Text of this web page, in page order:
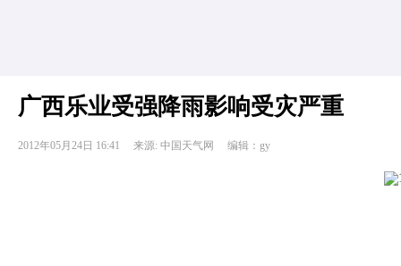
广西乐业受强降雨影响受灾严重
2012年05月24日 16:41 来源: 中国天气网 编辑：gy